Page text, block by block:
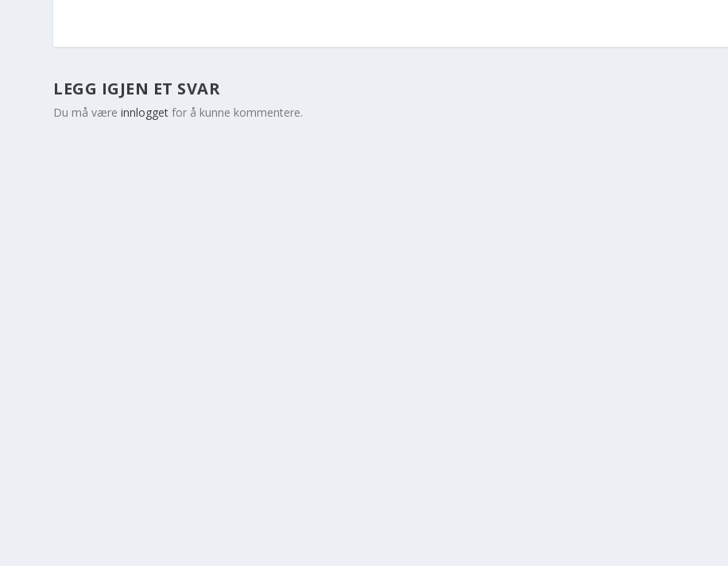
LEGG IGJEN ET SVAR
Du må væreinnlogget for å kunne kommentere.